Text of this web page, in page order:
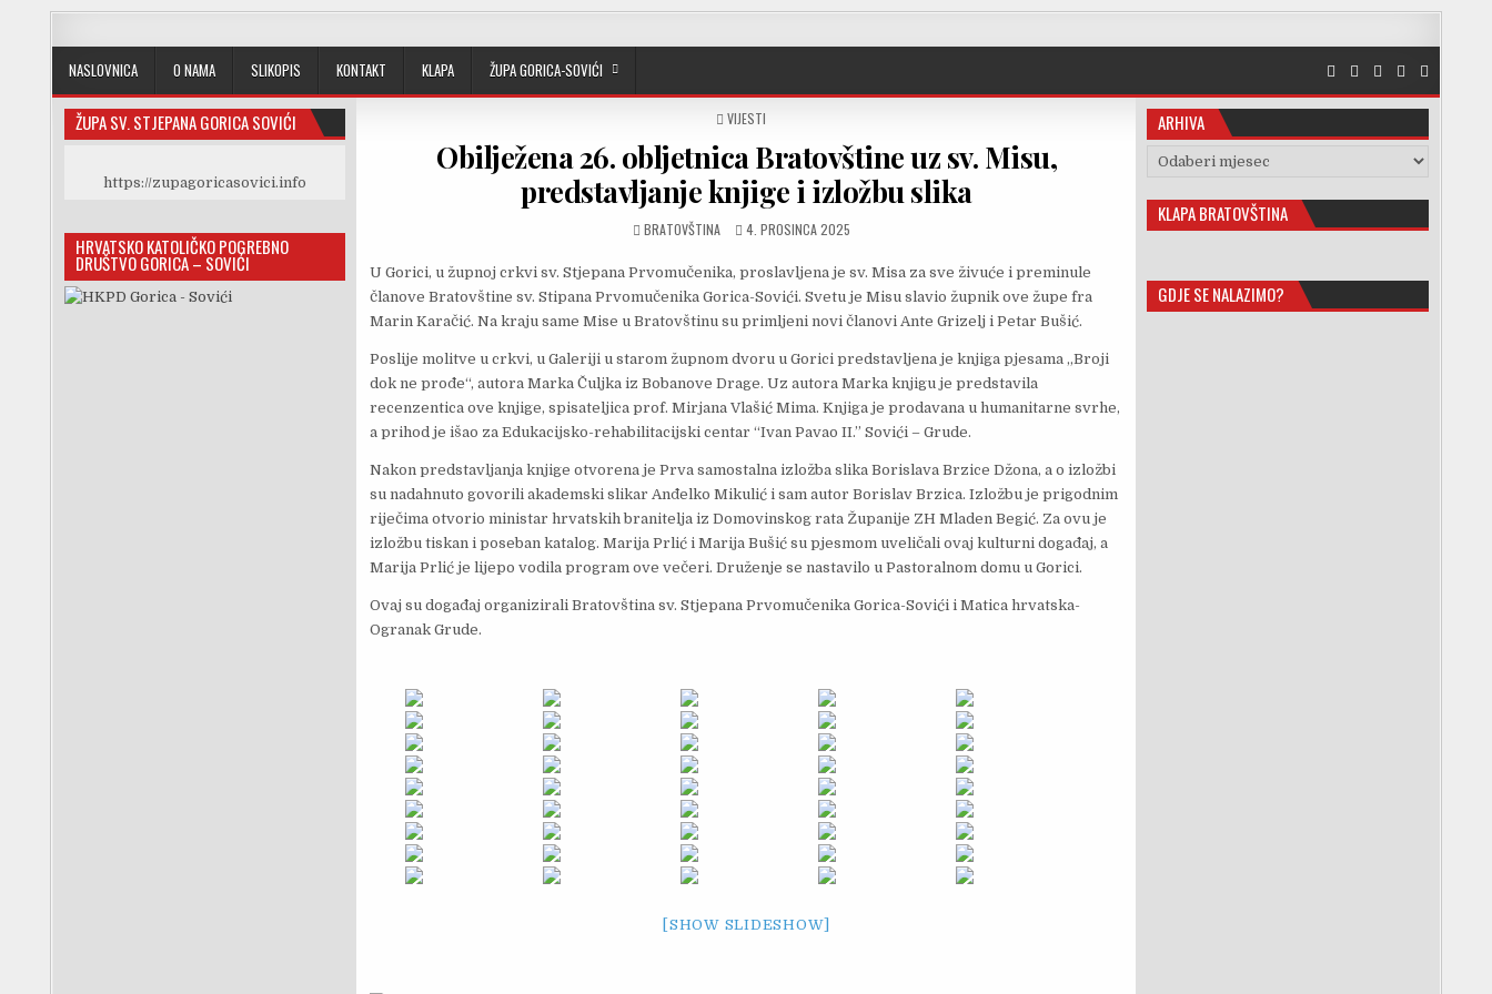
NASLOVNICA O NAMA SLIKOPIS KONTAKT KLAPA ŽUPA GORICA-SOVIĆI
POSTED IN
VIJESTI
Obilježena 26. obljetnica Bratovštine uz sv. Misu,
predstavljanje knjige i izložbu slika
AUTHOR:
BRATOVŠTINA PUBLISHED DATE:
4. PROSINCA 2025
U Gorici, u župnoj crkvi sv. Stjepana Prvomučenika, proslavljena je sv. Misa za sve živuće i preminule
članove Bratovštine sv. Stipana Prvomučenika Gorica-Sovići. Svetu je Misu slavio župnik ove župe fra
Marin Karačić. Na kraju same Mise u Bratovštinu su primljeni novi članovi Ante Grizelj i Petar Bušić.
Poslije molitve u crkvi, u Galeriji u starom župnom dvoru u Gorici predstavljena je knjiga pjesama „Broji
dok ne prođe“, autora Marka Čuljka iz Bobanove Drage. Uz autora Marka knjigu je predstavila
recenzentica ove knjige, spisateljica prof. Mirjana Vlašić Mima. Knjiga je prodavana u humanitarne svrhe,
a prihod je išao za Edukacijsko-rehabilitacijski centar “Ivan Pavao II.” Sovići – Grude.
Nakon predstavljanja knjige otvorena je Prva samostalna izložba slika Borislava Brzice Džona, a o izložbi
su nadahnuto govorili akademski slikar Anđelko Mikulić i sam autor Borislav Brzica. Izložbu je prigodnim
riječima otvorio ministar hrvatskih branitelja iz Domovinskog rata Županije ZH Mladen Begić. Za ovu je
izložbu tiskan i poseban katalog. Marija Prlić i Marija Bušić su pjesmom uveličali ovaj kulturni događaj, a
Marija Prlić je lijepo vodila program ove večeri. Druženje se nastavilo u Pastoralnom domu u Gorici.
Ovaj su događaj organizirali Bratovština sv. Stjepana Prvomučenika Gorica-Sovići i Matica hrvatska-
Ogranak Grude.
[SHOW SLIDESHOW]
ŽUPA SV. STJEPANA GORICA SOVIĆI
https://zupagoricasovici.info
HRVATSKO KATOLIČKO POGREBNO
DRUŠTVO GORICA – SOVIĆI
ARHIVA
Arhiva
KLAPA BRATOVŠTINA
GDJE SE NALAZIMO?